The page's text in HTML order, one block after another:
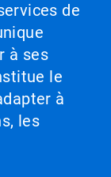
de
à ses
le
à
les